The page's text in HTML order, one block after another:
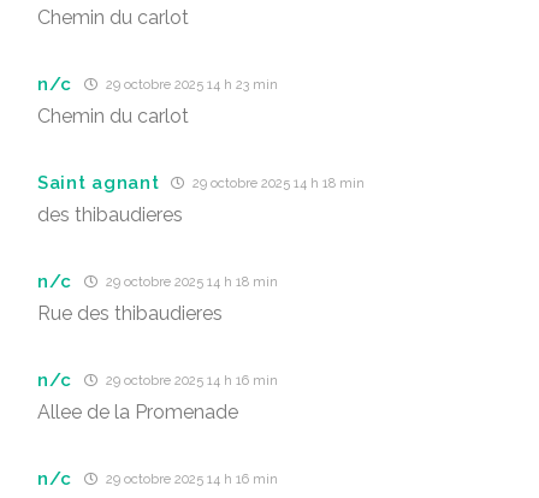
Chemin du carlot
n/c 29 octobre 2025 14 h 23 min
Chemin du carlot
Saint agnant 29 octobre 2025 14 h 18 min
des thibaudieres
n/c 29 octobre 2025 14 h 18 min
Rue des thibaudieres
n/c 29 octobre 2025 14 h 16 min
Allee de la Promenade
n/c 29 octobre 2025 14 h 16 min